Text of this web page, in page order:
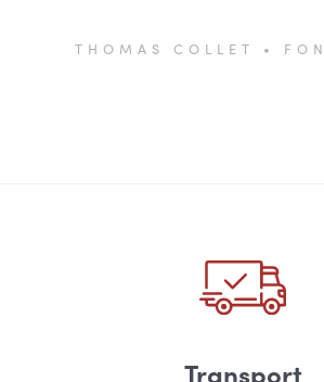
THOMAS COLLET •
Transport